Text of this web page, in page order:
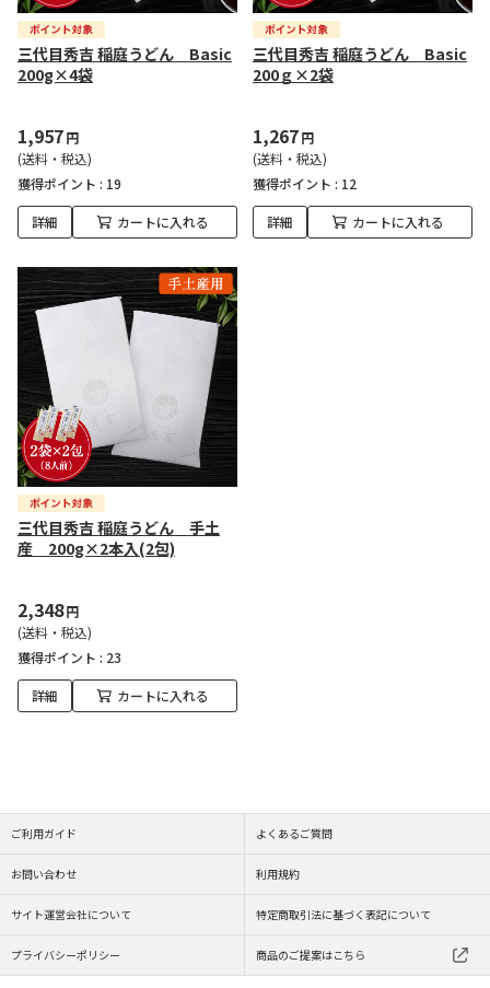
三代目秀吉 稲庭うどん Basic
200g×4袋
1,957円
(送料・税込)
獲得ポイント : 19
詳細 カートに入れる
三代目秀吉 稲庭うどん Basic
200ｇ×2袋
1,267円
(送料・税込)
獲得ポイント : 12
詳細 カートに入れる
三代目秀吉 稲庭うどん 手土
産 200g×2本入(2包)
2,348円
(送料・税込)
獲得ポイント : 23
詳細 カートに入れる
ご利用ガイド よくあるご質問
お問い合わせ 利用規約
サイト運営会社について 特定商取引法に基づく表記について
プライバシーポリシー 商品のご提案はこちら